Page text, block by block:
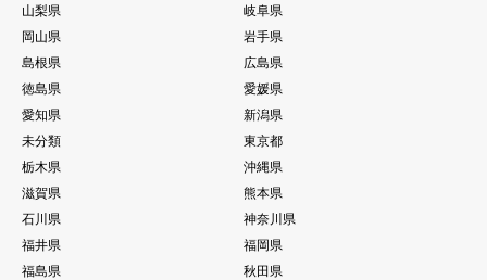
山梨県
岐阜県
岡山県
岩手県
島根県
広島県
徳島県
愛媛県
愛知県
新潟県
未分類
東京都
栃木県
沖縄県
滋賀県
熊本県
石川県
神奈川県
福井県
福岡県
福島県
秋田県